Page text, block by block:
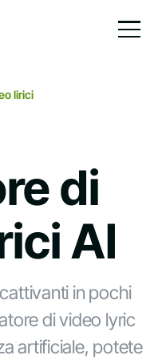
lirici
di
AI
in pochi
di video lyric
artificiale, potete